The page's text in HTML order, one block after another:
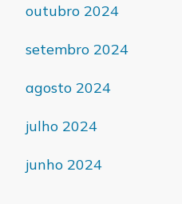
outubro 2024
setembro 2024
agosto 2024
julho 2024
junho 2024